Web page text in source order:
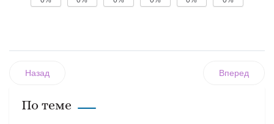
Назад Вперед
По теме